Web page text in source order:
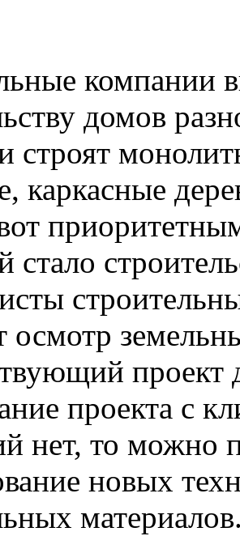
компании
домов
строят
каркасные
стало
осмотр
проект
проекта с
нет, то можно
новых